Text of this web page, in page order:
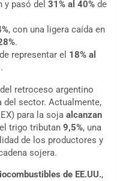
pasó del 31% al 40% de
, con una ligera caída en
.
representar el 18% al
retroceso argentino
del sector. Actualmente,
para la soja alcanzan
trigo tributan 9,5%, una
de los productores y
sojera.
de EE.UU.,